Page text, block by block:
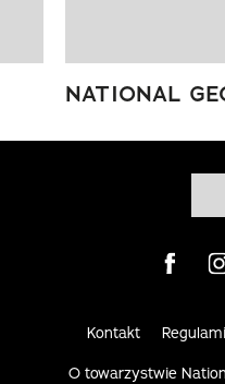
NATIONAL
Visit us
Kontakt
O towarzystwie